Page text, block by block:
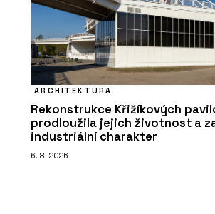
ARCHITEKTURA
Rekonstrukce Křižíkových
prodloužila jejich životnost a
industriální charakter
6. 8. 2026